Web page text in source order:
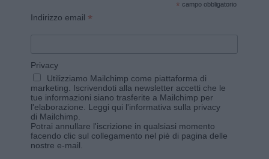
* campo obbligatorio
Indirizzo email *
Privacy
Utilizziamo Mailchimp come piattaforma di
marketing. Iscrivendoti alla newsletter accetti che le
tue informazioni siano trasferite a Mailchimp per
l'elaborazione. Leggi qui l'informativa sulla privacy
di Mailchimp
Potrai annullare l'iscrizione in qualsiasi momento
facendo clic sul collegamento nel piè di pagina delle
nostre e-mail.